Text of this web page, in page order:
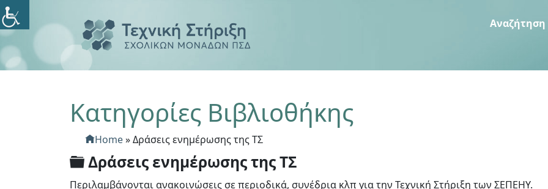
Αναζήτηση
Κατηγορίες Βιβλιοθήκης
Home»Δράσεις ενημέρωσης της ΤΣ
Φ
ά
Δράσεις ενημέρωσης της ΤΣ
Περιλαμβάνονται ανακοινώσεις σε περιοδικά, συνέδρια κλπ για την Τεχνική Στήριξη των ΣΕΠΕΗΥ.